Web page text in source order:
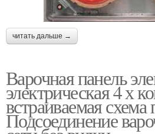
читать дальше →
Варочная панель
электрическая 4 х
встраиваемая
Подсоединение